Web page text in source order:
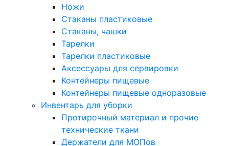
Ножи
Стаканы пластиковые
Стаканы, чашки
Тарелки
Тарелки пластиковые
Аксессуары для сервировки
Контейнеры пищевые
Контейнеры пищевые одноразовые
Инвентарь для уборки
Протирочный материал и прочие
технические ткани
Держатели для МОПов